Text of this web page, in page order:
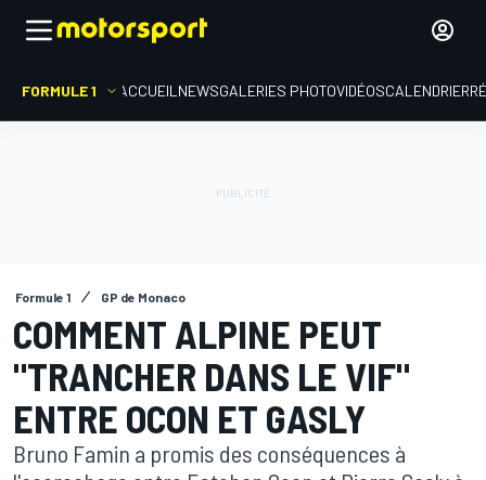
FORMULE 1 ACCUEIL NEWSGALERIES PHOTOVIDÉOSCALENDRIER
Formule 1 GP de Monaco
COMMENT ALPINE PEUT
"TRANCHER DANS LE VIF"
ENTRE OCON ET GASLY
Bruno Famin a promis des conséquences à